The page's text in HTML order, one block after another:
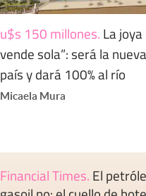
u$s 150 millones. La
vende sola”: será la
país y dará 100% al río
Micaela Mura
Financial Times. El